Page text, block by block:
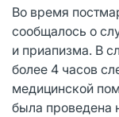
Во время
сообщалось о
и приапизма. В
более 4 часов
медицинской
была проведена